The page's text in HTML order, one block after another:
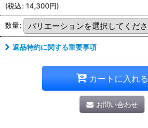
(税込: 14,300円)
数量:
返品特約に関する重要事項
カートに入れる
お問い合わせ